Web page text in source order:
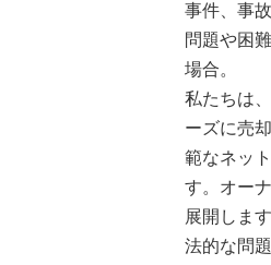
事件、事
問題や困
場合。
私たちは
ーズに売
範なネッ
す。オー
展開します
法的な問